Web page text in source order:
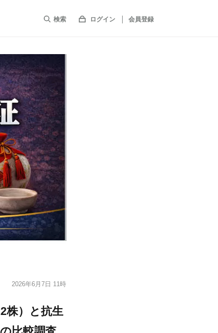
検索 ログイン 会員登録
2026年6月7日 11時
株）と抗生